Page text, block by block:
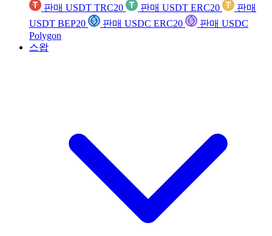
판매 USDT TRC20
판매 USDT ERC20
판매
USDT BEP20
판매 USDC ERC20
판매 USDC
Polygon
스왑